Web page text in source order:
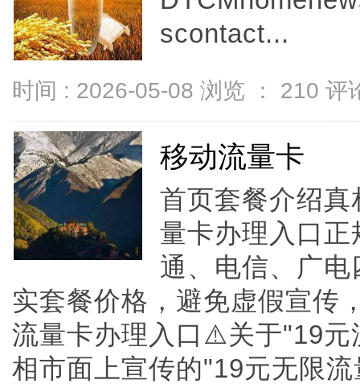
scontact...
时间 : 2026-05-08 浏览 ： 210 评
移动流量卡
首页套餐介绍
量卡办理入口
通、电信、广
实套餐价格，避免虚假宣传
流量卡办理入口⚠️关于"19
相市面上宣传的"19元无限